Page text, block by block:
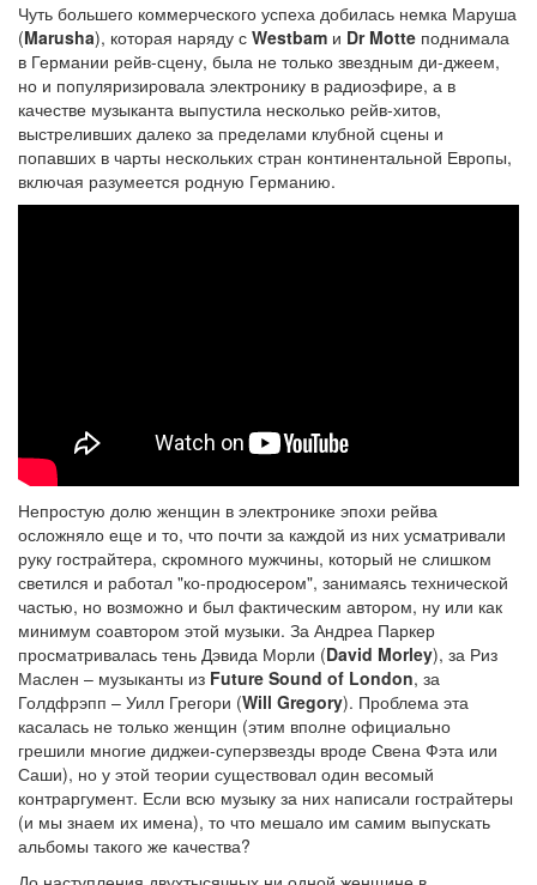
Чуть большего коммерческого успеха добилась немка Маруша
(Marusha), которая наряду с Westbam и Dr Motte поднимала
в Германии рейв-сцену, была не только звездным ди-джеем,
но и популяризировала электронику в радиоэфире, а в
качестве музыканта выпустила несколько рейв-хитов,
выстреливших далеко за пределами клубной сцены и
попавших в чарты нескольких стран континентальной Европы,
включая разумеется родную Германию.
Непростую долю женщин в электронике эпохи рейва
осложняло еще и то, что почти за каждой из них усматривали
руку гострайтера, скромного мужчины, который не слишком
светился и работал "ко-продюсером", занимаясь технической
частью, но возможно и был фактическим автором, ну или как
минимум соавтором этой музыки. За Андреа Паркер
просматривалась тень Дэвида Морли (David Morley), за Риз
Маслен – музыканты из Future Sound of London, за
Голдфрэпп – Уилл Грегори (Will Gregory). Проблема эта
касалась не только женщин (этим вполне официально
грешили многие диджеи-суперзвезды вроде Свена Фэта или
Саши), но у этой теории существовал один весомый
контраргумент. Если всю музыку за них написали гострайтеры
(и мы знаем их имена), то что мешало им самим выпускать
альбомы такого же качества?